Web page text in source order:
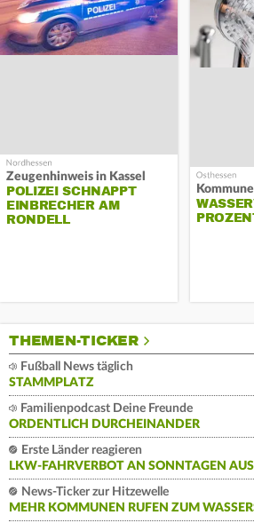
Zeugenhinweis in Kassel
POLIZEI SCHNAPPT
EINBRECHER AM
RONDELL
THEMEN-TICKER
Fußball News täglich
STAMMPLATZ
Familienpodcast Deine Freunde
ORDENTLICH DURCHEINANDER
Erste Länder reagieren
LKW-FAHRVERBOT AN SONNTAGEN
News-Ticker zur Hitzewelle
MEHR KOMMUNEN RUFEN ZUM